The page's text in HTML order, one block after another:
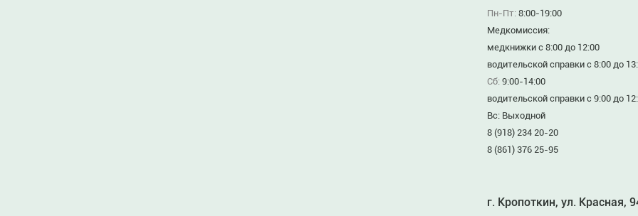
Пн-Пт: 8:00-19:00
Медкомиссия:
медкнижки с 8:00 до 12:00
водительской справки с 8:00 до
Сб: 9:00-14:00
водительской справки с 9:00 до
Вс: Выходной
8 (918) 234 20-20
8 (861) 376 25-95
г. Кропоткин, ул. Красная,